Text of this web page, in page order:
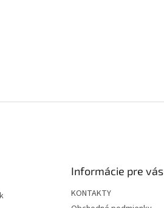
Informácie pre vás
KONTAKTY